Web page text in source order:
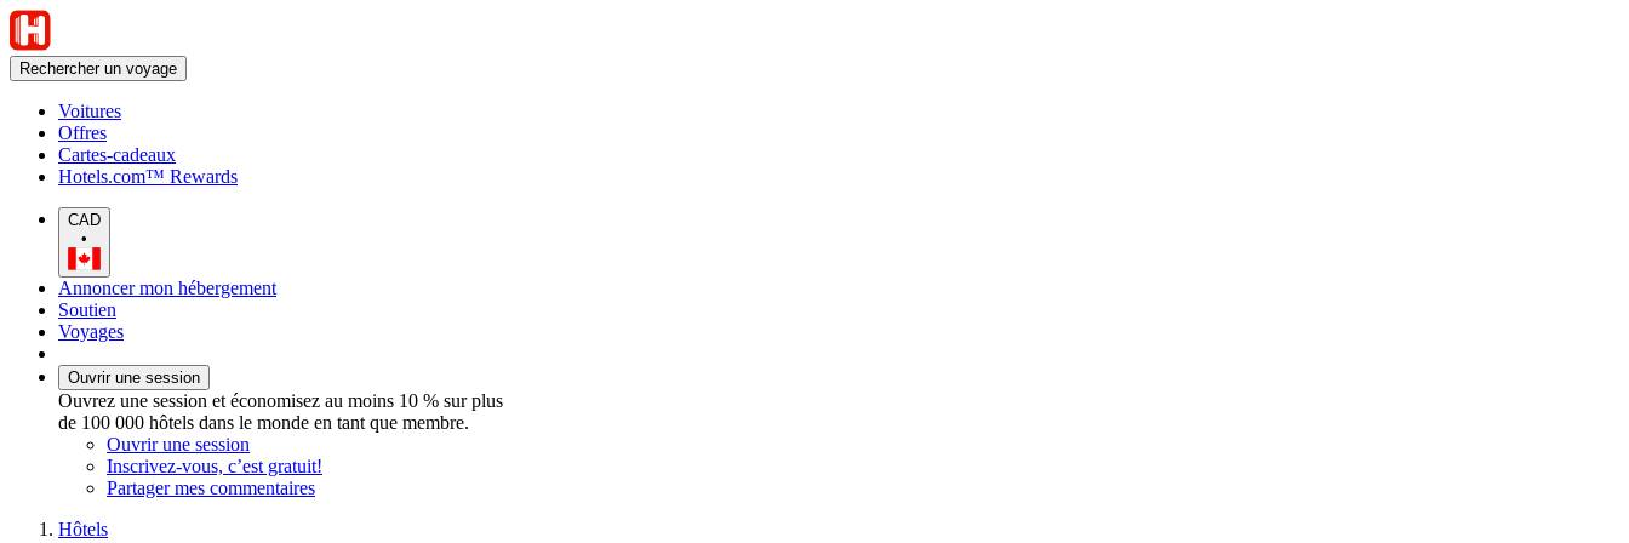
Rechercher un voyage
Voitures
Offres
Cartes-cadeaux
Hotels.com™ Rewards
CAD
•
Annoncer mon hébergement
Soutien
Voyages
Ouvrir une session
Ouvrez une session et économisez au moins 10 % sur plus
de 100 000 hôtels dans le monde en tant que membre.
Ouvrir une session
Inscrivez-vous, c’est gratuit!
Partager mes commentaires
Hôtels